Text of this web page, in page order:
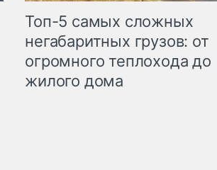
Топ-5 самых сложных
негабаритных грузов: от
огромного теплохода до
жилого дома